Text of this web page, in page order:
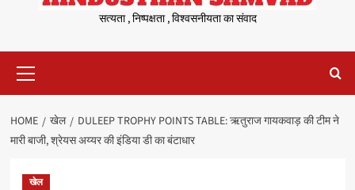
सत्यता , निष्पक्षता , विश्वसनीयता का संवाद
Menu
HOME खेल
DULEEP TROPHY POINTS TABLE: ऋतुराज गायकवाड़ की टीम ने
मारी बाजी, श्रेयस अय्यर की इंडिया डी का बंटाधार
खेल